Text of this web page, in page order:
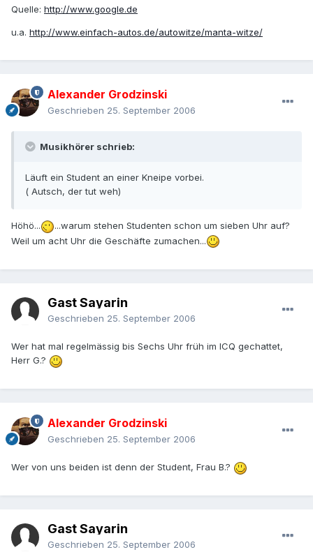
Quelle: http://www.google.de
u.a. http://www.einfach-autos.de/autowitze/manta-witze/
Alexander Grodzinski
Geschrieben 25. September 2006
Musikhörer schrieb:
Läuft ein Student an einer Kneipe vorbei.
( Autsch, der tut weh)
Höhö...
...warum stehen Studenten schon um sieben Uhr auf?
Weil um acht Uhr die Geschäfte zumachen...
Gast Sayarin
Geschrieben 25. September 2006
Wer hat mal regelmässig bis Sechs Uhr früh im ICQ gechattet,
Herr G.?
Alexander Grodzinski
Geschrieben 25. September 2006
Wer von uns beiden ist denn der Student, Frau B.?
Gast Sayarin
Geschrieben 25. September 2006